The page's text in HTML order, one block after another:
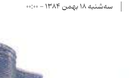
سه‌شنبه ۱۸ بهمن ۱۳۸۴ - ۰۰:۰۰